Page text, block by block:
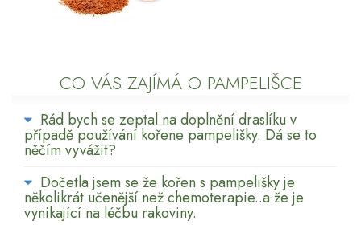
CO VÁS ZAJÍMÁ O PAMPELIŠCE
Rád bych se zeptal na doplnění draslíku v
případě používání kořene pampelišky. Dá se to
něčím vyvážit?
Dočetla jsem se že kořen s pampelišky je
několikrát učenější než chemoterapie..a že je
vynikající na léčbu rakoviny.